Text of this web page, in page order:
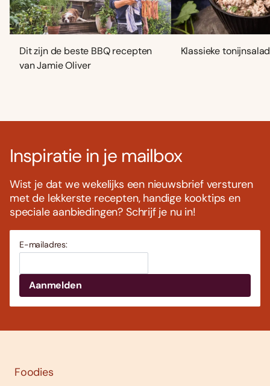
Dit zijn de beste BBQ recepten
van Jamie Oliver
Klassieke
Inspiratie in je mailbox
Wist je dat we wekelijks een nieuwsbrief versturen
met de lekkerste recepten, handige kooktips en
speciale aanbiedingen? Schrijf je nu in!
E-mailadres:
Foodies